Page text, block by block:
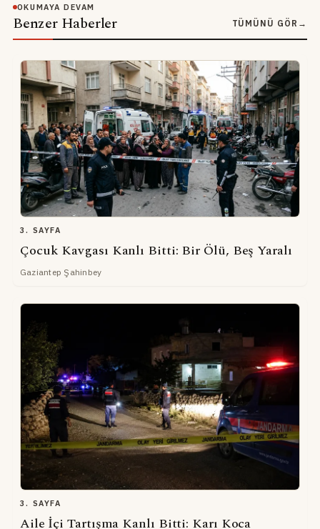
OKUMAYA DEVAM
Benzer Haberler TÜMÜNÜ GÖR →
3. SAYFA
Çocuk Kavgası Kanlı Bitti: Bir Ölü, Beş Yaralı
Gaziantep Şahinbey
3. SAYFA
Aile İçi Tartışma Kanlı Bitti: Karı Koca